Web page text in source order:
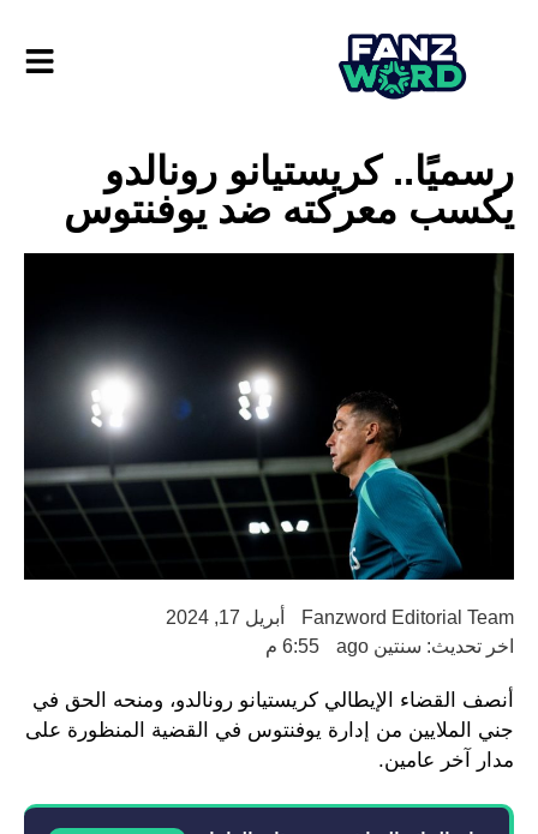
رسميًا.. كريستيانو رونالدو
يكسب معركته ضد يوفنتوس
Fanzword Editorial Team
أبريل 17, 2024
اخر تحديث: سنتين ago
6:55 م
أنصف القضاء الإيطالي كريستيانو رونالدو، ومنحه الحق في
جني الملايين من إدارة يوفنتوس في القضية المنظورة على
مدار آخر عامين.